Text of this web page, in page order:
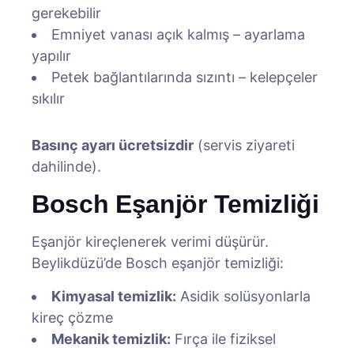
gerekebilir
Emniyet vanası açık kalmış – ayarlama
yapılır
Petek bağlantılarında sızıntı – kelepçeler
sıkılır
Basınç ayarı ücretsizdir (servis ziyareti
dahilinde).
Bosch Eşanjör Temizliği
Eşanjör kireçlenerek verimi düşürür.
Beylikdüzü’de Bosch eşanjör temizliği:
Kimyasal temizlik: Asidik solüsyonlarla
kireç çözme
Mekanik temizlik: Fırça ile fiziksel